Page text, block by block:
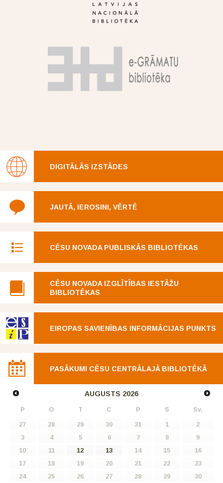
DIGITĀLĀS IZSTĀDES
JAUTĀ, IEROSINI, VĒRTĒ
CĒSU NOVADA PUBLISKĀS BIBLIOTĒKAS
CĒSU NOVADA IZGLĪTĪBAS IESTĀŽU
BIBLIOTĒKAS
EIROPAS SAVIENĪBAS INFORMĀCIJAS PUNKTS
PASĀKUMI CĒSU CENTRĀLAJĀ BIBLIOTĒKĀ
AUGUSTS 2026
P O T C P S Sv.
27 28 29 30 31 1
2
3
4 5 6 7 8
9
10
11 12 13 14 15
16
17
18 19 20 21 22
23
24
25 26 27 28 29 30